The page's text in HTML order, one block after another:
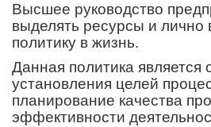
Высшее руководство
выделять ресурсы и лично
политику в жизнь.
Данная политика является
установления целей
планирование качества
эффективности